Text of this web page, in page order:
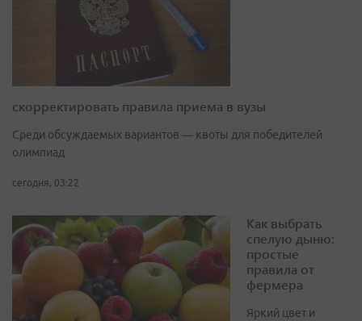
скорректировать правила приема в вузы
Среди обсуждаемых вариантов — квоты для победителей
олимпиад
сегодня, 03:22
Как выбрать
спелую дыню:
простые
правила от
фермера
Яркий цвет и